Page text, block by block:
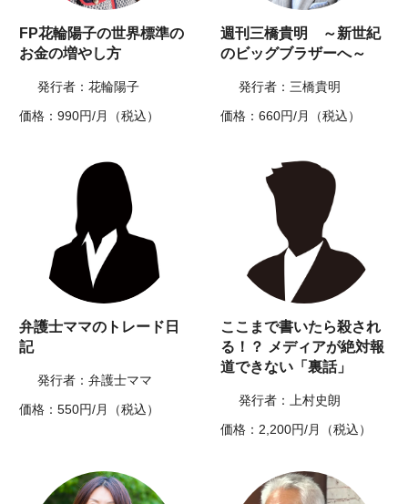
FP花輪陽子の世界標準の
お金の増やし方
発行者：花輪陽子
価格：990円/月（税込）
週刊三橋貴明 ～新世紀
のビッグブラザーへ～
発行者：三橋貴明
価格：660円/月（税込）
弁護士ママのトレード日
記
発行者：弁護士ママ
価格：550円/月（税込）
ここまで書いたら殺され
る！？ メディアが絶対報
道できない「裏話」
発行者：上村史朗
価格：2,200円/月（税込）